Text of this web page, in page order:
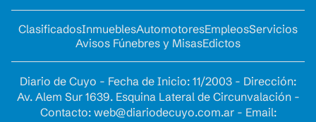
ClasificadosInmueblesAutomotoresEmpleosServicios
Avisos Fúnebres y MisasEdictos
Diario de Cuyo - Fecha de Inicio: 11/2003 - Dirección:
Av. Alem Sur 1639. Esquina Lateral de Circunvalación -
Contacto: web@diariodecuyo.com.ar- Email: